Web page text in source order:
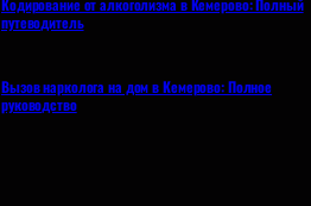
Кодирование от алкоголизма в Кемерово: Полный
путеводитель
Вызов нарколога на дом в Кемерово: Полное
руководство